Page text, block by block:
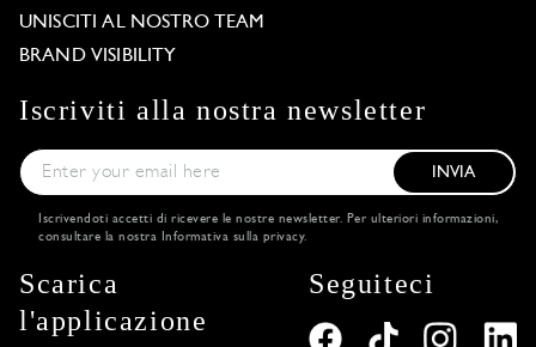
UNISCITI AL NOSTRO TEAM
BRAND VISIBILITY
Iscriviti alla nostra newsletter
INVIA
Iscrivendoti accetti di ricevere le nostre newsletter. Per ulteriori informazioni,
consultare la nostra
Informativa sulla privacy.
Scarica
l'applicazione
Seguiteci